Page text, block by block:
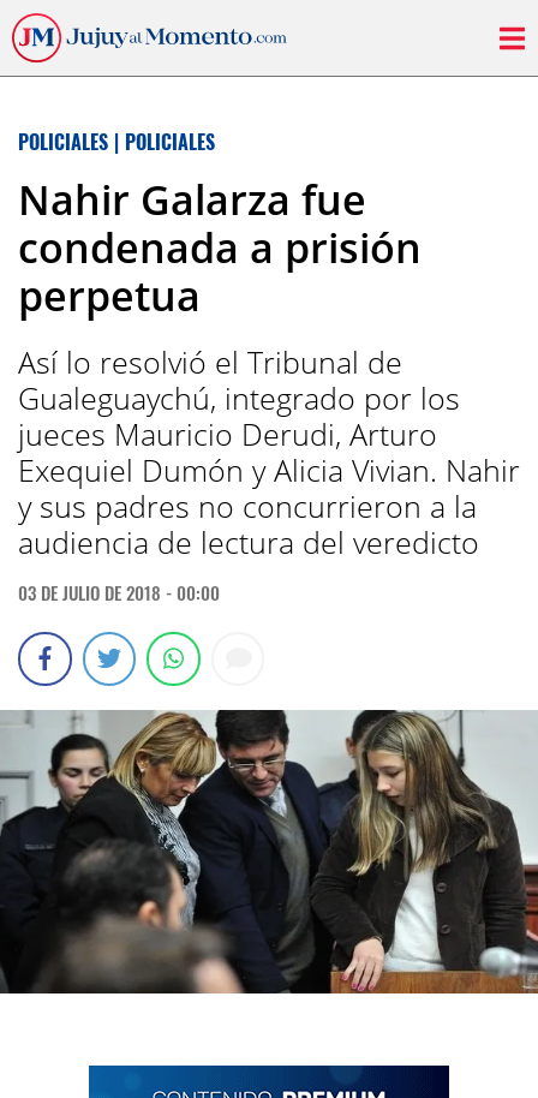
POLICIALES | POLICIALES
Nahir Galarza fue
condenada a prisión
perpetua
Así lo resolvió el Tribunal de
Gualeguaychú, integrado por los
jueces Mauricio Derudi, Arturo
Exequiel Dumón y Alicia Vivian. Nahir
y sus padres no concurrieron a la
audiencia de lectura del veredicto
03 DE JULIO DE 2018 - 00:00